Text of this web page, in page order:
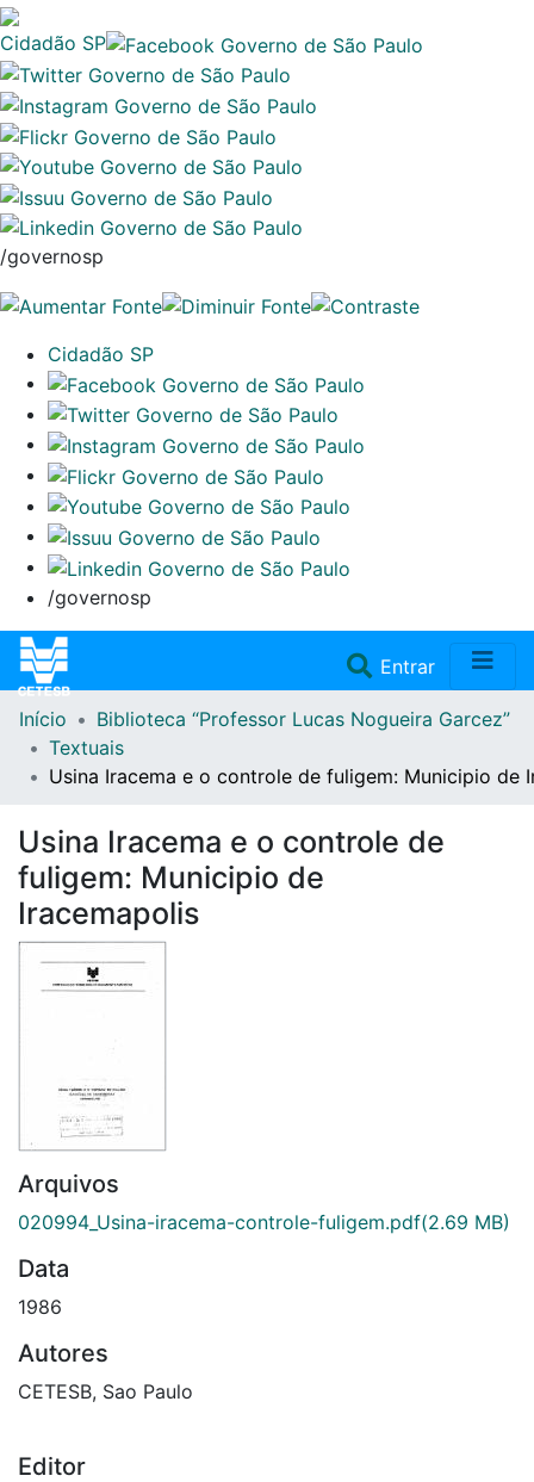
Cidadão SP
/governosp
Cidadão SP
/governosp
Entrar(current)
Home
Repositório
Doações/Aquisições
Fale Conosco
Início
Biblioteca “Professor Lucas Nogueira Garcez”
Textuais
Usina Iracema e o controle de fuligem: Municipio de
Usina Iracema e o controle de
fuligem: Municipio de
Iracemapolis
Arquivos
020994_Usina-iracema-controle-fuligem.pdf(2.69 MB)
Data
1986
Autores
CETESB, Sao Paulo
Editor